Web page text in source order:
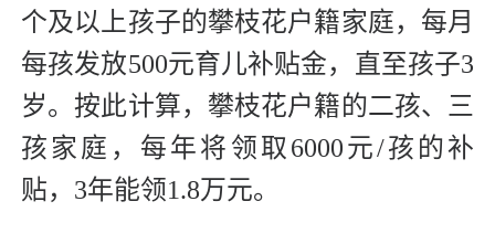
个及以上孩子的攀枝花户籍家庭，每月
每孩发放500元育儿补贴金，直至孩子3
岁。按此计算，攀枝花户籍的二孩、三
孩家庭，每年将领取6000元/孩的补
贴，3年能领1.8万元。